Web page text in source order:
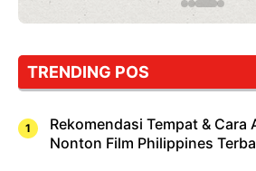
TRENDING POS
Rekomendasi Tempat & Cara
Nonton Film Philippines